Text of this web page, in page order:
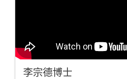
李宗德博士